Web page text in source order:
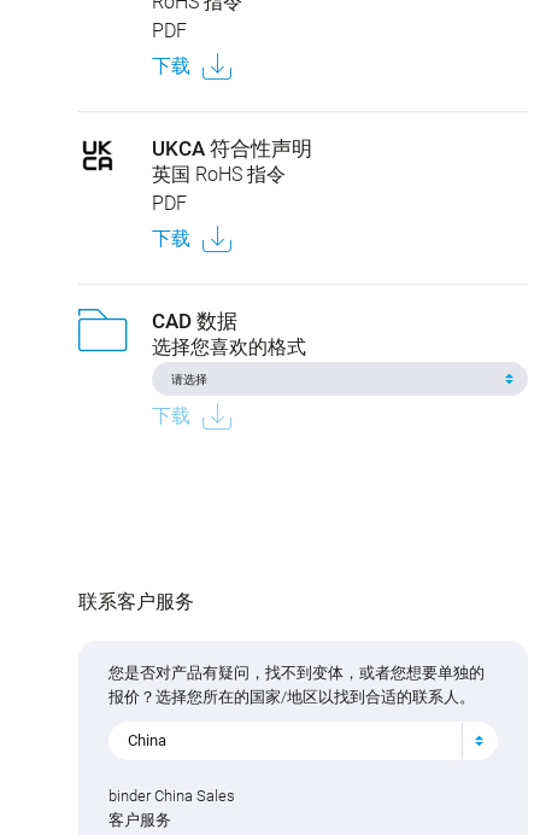
PDF
下载
UKCA 符合性声明
英国 RoHS 指令
PDF
下载
CAD 数据
选择您喜欢的格式
下载
联系客户服务
您是否对产品有疑问，找不到变体，或者您想要单独的
报价？选择您所在的国家/地区以找到合适的联系人。
China
binder China Sales
客户服务